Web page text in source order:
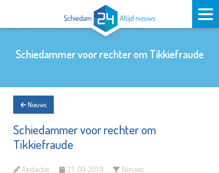
Schiedammer voor rechter om Tikkiefraude
Nieuws
Schiedammer voor rechter om
Tikkiefraude
Redactie 21-09-2019 Nieuws